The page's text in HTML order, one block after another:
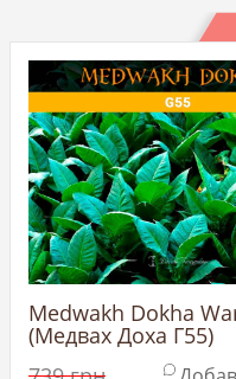
Medwakh Dokha
(Медвах Доха Г55)